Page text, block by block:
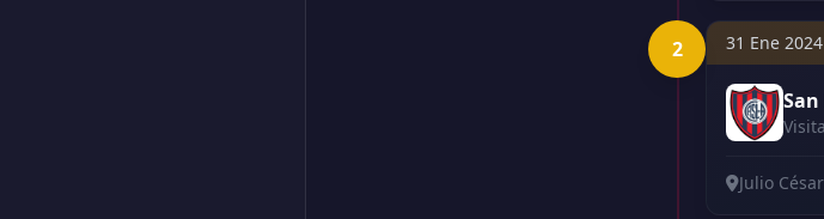
2 31 Ene 2024
Julio